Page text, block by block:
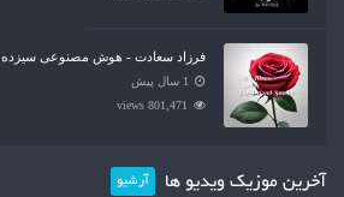
فرزاد سعادت - هوش مصنوعی سیزده
1 سال پیش
801,471 views
آخرین موزیک ویدیو ها آرشیو